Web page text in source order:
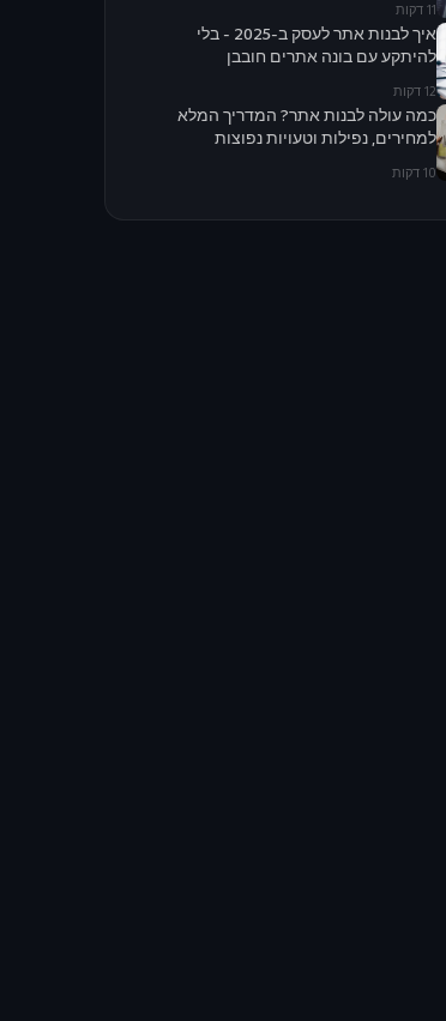
11 דקות
איך לבנות אתר לעסק ב-2025 - בלי
להיתקע עם בונה אתרים חובבן
12 דקות
כמה עולה לבנות אתר? המדריך המלא
למחירים, נפילות וטעויות נפוצות
10 דקות